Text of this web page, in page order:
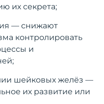
их секрета;
— снижают
контролировать
и
шейковых желёз —
их развитие или